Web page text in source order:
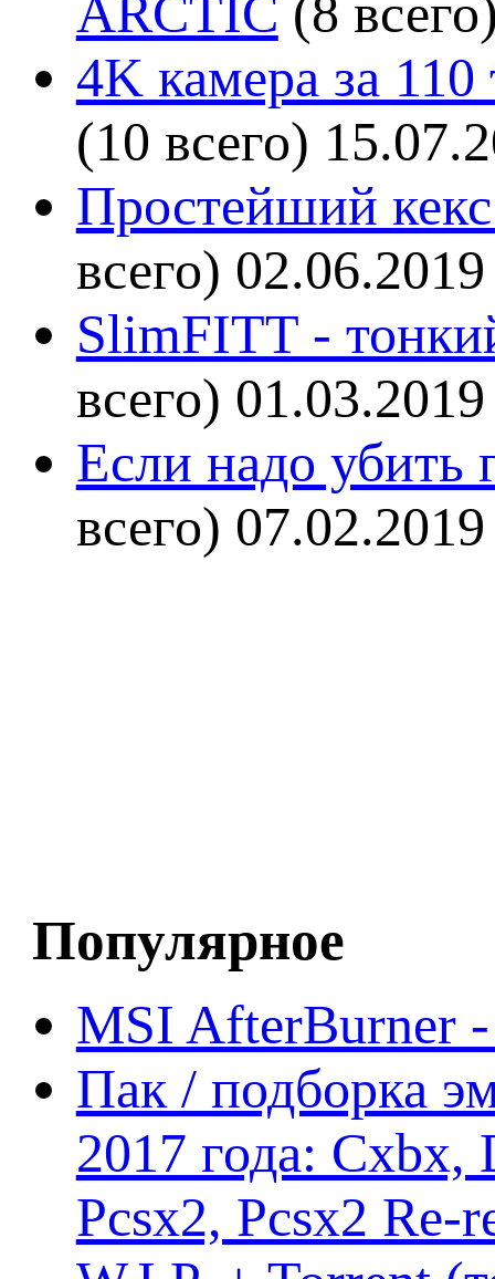
ARCTIC (8
4K камера за
(10 всего)
Простейший кекс
всего) 02.06.2019
SlimFITT -
всего) 01.03.2019
Если надо убить
всего) 07.02.2019
Популярное
MSI AfterBurner
Пак / подборка
2017 года:
Pcsx2, Pcsx2